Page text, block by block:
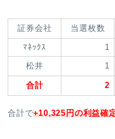
証券会社 当選枚数
ﾏﾈｯｸｽ 1
松井 1
合計 2
合計で+10,325円の利益確